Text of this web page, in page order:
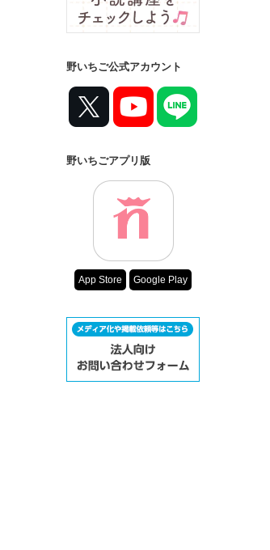
野いちご公式アカウント
野いちごアプリ版
App Store Google Play